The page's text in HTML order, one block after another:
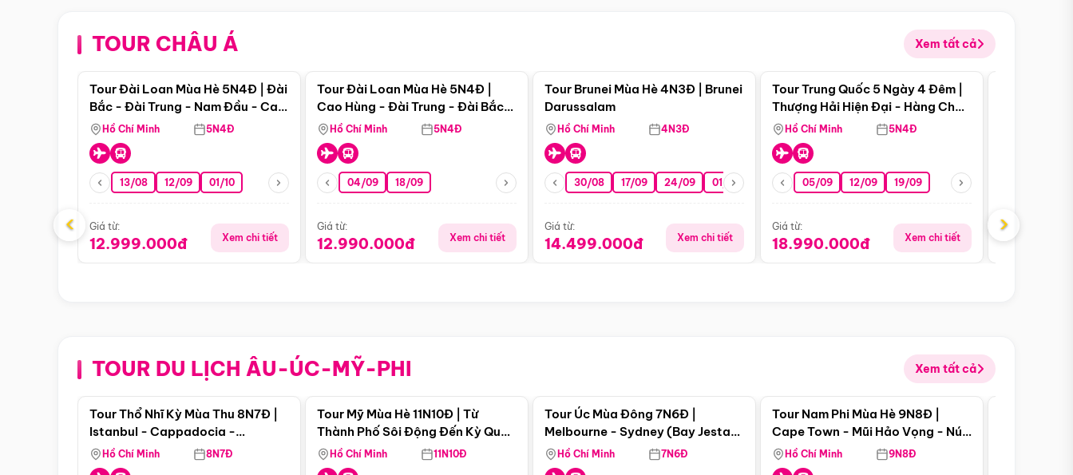
TOUR CHÂU Á Xem tất cả
Điểm nổi bật
Tour Đài Loan Mùa Hè 5N4Đ | Đài
Bắc - Đài Trung - Nam Đầu - Cao
Hùng ( Bay Vn)
Hồ Chí Minh 5N4Đ
13/08 12/09 01/10
Giá từ:
12.999.000đ Xem chi tiết
Tour Đài Loan Mùa Hè 5N4Đ |
Cao Hùng - Đài Trung - Đài Bắc
(Bay Vj)
Hồ Chí Minh 5N4Đ
04/09 18/09
Giá từ:
12.990.000đ Xem chi tiết
Tour Brunei Mùa Hè 4N3Đ | Brunei
Darussalam
Hồ Chí Minh 4N3Đ
30/08 17/09 24/09 01/10 15/10 29/10
Giá từ:
14.499.000đ Xem chi tiết
Điểm nổi bật
Tour Trung Quốc 5 Ngày 4 Đêm |
Thượng Hải Hiện Đại - Hàng Châu
Nên Thơ - Ô Trấn Cổ Kính
Hồ Chí Minh 5N4Đ
05/09 12/09 19/09
Giá từ:
18.990.000đ Xem chi tiết
Giá từ:
‹ ›
TOUR DU LỊCH ÂU-ÚC-MỸ-PHI Xem tất cả
Điểm nổi bật
Tour Thổ Nhĩ Kỳ Mùa Thu 8N7Đ |
Istanbul - Cappadocia -
Pamukkale
Hồ Chí Minh 8N7Đ
Tour Mỹ Mùa Hè 11N10Đ | Từ
Thành Phố Sôi Động Đến Kỳ Quan
Thiên Nhiên Mỹ
Hồ Chí Minh 11N10Đ
Tour Úc Mùa Đông 7N6Đ |
Melbourne - Sydney (Bay Jestar
Airways)
Hồ Chí Minh 7N6Đ
Điểm nổi bật
Tour Nam Phi Mùa Hè 9N8Đ |
Cape Town - Mũi Hảo Vọng - Núi
Bàn - Johannesburg - Pretoria -
Safari - Lodge
Hồ Chí Minh 9N8Đ